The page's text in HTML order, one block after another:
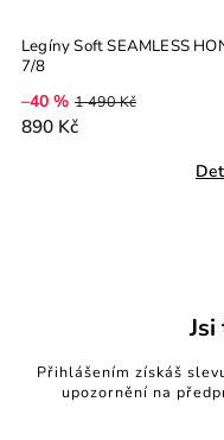
Legíny Soft SEAMLESS
7/8
–40 % 1 490 Kč
890 Kč
Přihlášením získáš
upozornění na